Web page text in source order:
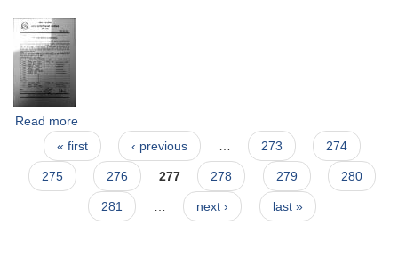
Read more
Pages
« first ‹ previous … 273 274
275 276 277 278 279 280
281 … next › last »